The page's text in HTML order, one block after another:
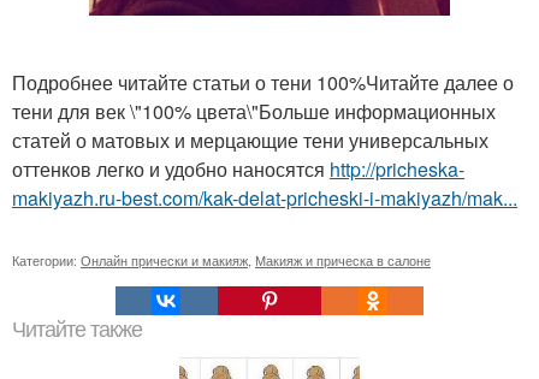
Подробнее читайте статьи о тени 100%Читайте далее о
тени для век \"100% цвета\"Больше информационных
статей о матовых и мерцающие тени универсальных
оттенков легко и удобно наносятся http://pricheska-
makiyazh.ru-best.com/kak-delat-pricheski-i-makiyazh/mak...
Категории: Онлайн прически и макияж Макияж и прическа в салоне
Читайте также